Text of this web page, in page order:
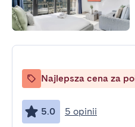
Najlepsza cena za
5.0 5 opinii